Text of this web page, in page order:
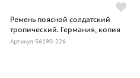
Ремень поясной солдатский
тропический. Германия, копия
Артикул 56190-226